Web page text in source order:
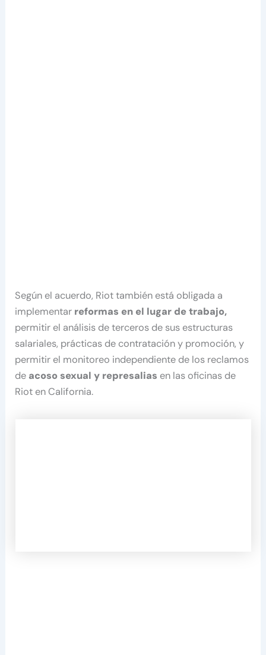
Según el acuerdo, Riot también está obligada a
implementar reformas en el lugar de trabajo,
permitir el análisis de terceros de sus estructuras
salariales, prácticas de contratación y promoción, y
permitir el monitoreo independiente de los reclamos
de acoso sexual y represalias en las oficinas de
Riot en California.